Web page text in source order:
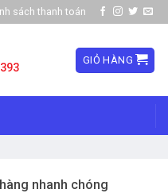
sách thanh toán
GIỎ HÀNG
nhanh chóng